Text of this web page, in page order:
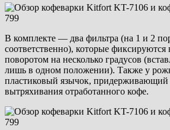
В комплекте — два фильтра (на 1 и 2
соответственно), которые фиксируются
поворотом на несколько градусов
лишь в одном положении). Также у
пластиковый язычок, придерживающий
вытряхивания отработанного кофе.